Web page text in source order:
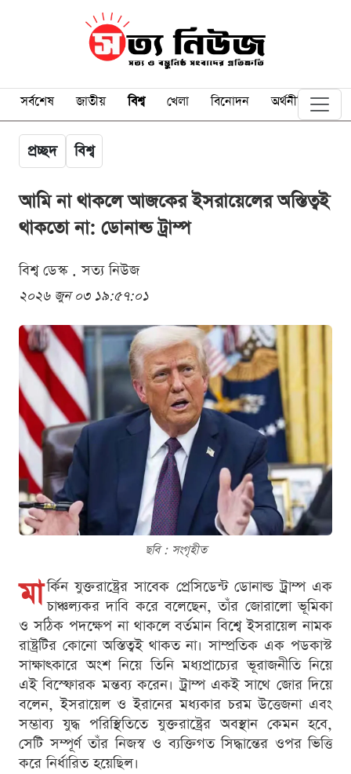
সর্বশেষ জাতীয় বিশ্ব খেলা বিনোদন অর্থনীতি
প্রচ্ছদ বিশ্ব
আমি না থাকলে আজকের ইসরায়েলের অস্তিত্বই
থাকতো না: ডোনাল্ড ট্রাম্প
বিশ্ব ডেস্ক . সত্য নিউজ
২০২৬ জুন ০৩ ১৯:৫৭:০১
ছবি : সংগৃহীত
মা র্কিন যুক্তরাষ্ট্রের সাবেক প্রেসিডেন্ট ডোনাল্ড ট্রাম্প এক
চাঞ্চল্যকর দাবি করে বলেছেন, তাঁর জোরালো ভূমিকা
ও সঠিক পদক্ষেপ না থাকলে বর্তমান বিশ্বে ইসরায়েল নামক
রাষ্ট্রটির কোনো অস্তিত্বই থাকত না। সাম্প্রতিক এক পডকাস্ট
সাক্ষাৎকারে অংশ নিয়ে তিনি মধ্যপ্রাচ্যের ভূরাজনীতি নিয়ে
এই বিস্ফোরক মন্তব্য করেন। ট্রাম্প একই সাথে জোর দিয়ে
বলেন, ইসরায়েল ও ইরানের মধ্যকার চরম উত্তেজনা এবং
সম্ভাব্য যুদ্ধ পরিস্থিতিতে যুক্তরাষ্ট্রের অবস্থান কেমন হবে,
সেটি সম্পূর্ণ তাঁর নিজস্ব ও ব্যক্তিগত সিদ্ধান্তের ওপর ভিত্তি
করে নির্ধারিত হয়েছিল।